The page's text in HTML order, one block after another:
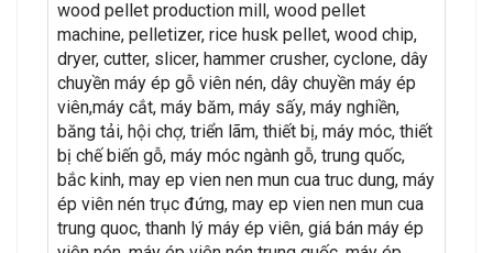
wood pellet production mill, wood pellet
machine, pelletizer, rice husk pellet, wood chip,
dryer, cutter, slicer, hammer crusher, cyclone, dây
chuyền máy ép gỗ viên nén, dây chuyền máy ép
viên,máy cắt, máy băm, máy sấy, máy nghiền,
băng tải, hội chợ, triển lãm, thiết bị, máy móc, thiết
bị chế biến gỗ, máy móc ngành gỗ, trung quốc,
bắc kinh, may ep vien nen mun cua truc dung, máy
ép viên nén trục đứng, may ep vien nen mun cua
trung quoc, thanh lý máy ép viên, giá bán máy ép